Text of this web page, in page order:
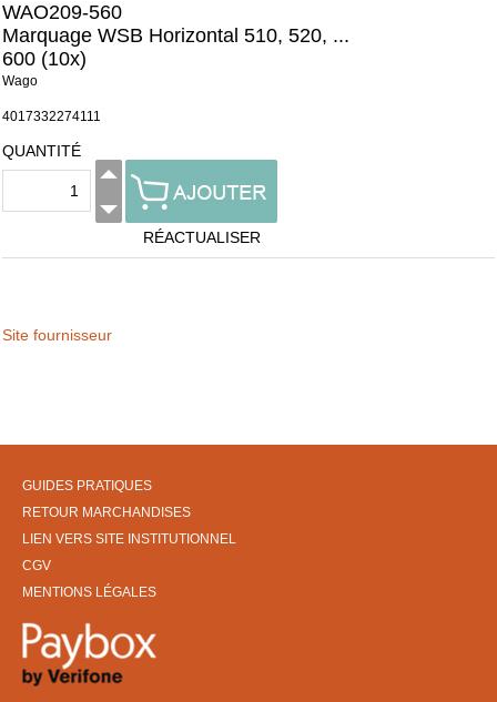
WAO209-560
Marquage WSB Horizontal 510, 520, ...
600 (10x)
Wago
4017332274111
QUANTITÉ
RÉACTUALISER
Site fournisseur
GUIDES PRATIQUES
RETOUR MARCHANDISES
LIEN VERS SITE INSTITUTIONNEL
CGV
MENTIONS LÉGALES